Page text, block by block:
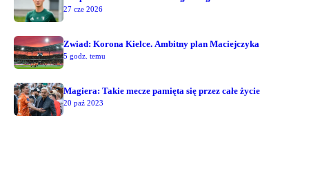
27 cze 2026
Zwiad: Korona Kielce. Ambitny plan Maciejczyka
5 godz. temu
Magiera: Takie mecze pamięta się przez całe życie
20 paź 2023